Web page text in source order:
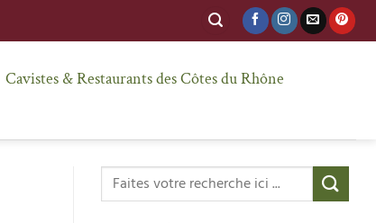
Cavistes & Restaurants des Côtes du Rhône